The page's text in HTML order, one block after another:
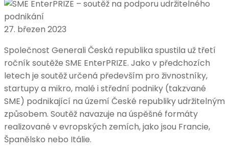
27. březen 2023
Společnost Generali Česká republika spustila už třetí
ročník soutěže SME EnterPRIZE. Jako v předchozích
letech je soutěž určená především pro živnostníky,
startupy a mikro, malé i střední podniky (takzvané
SME) podnikající na území České republiky udržitelným
způsobem. Soutěž navazuje na úspěšné formáty
realizované v evropských zemích, jako jsou Francie,
Španělsko nebo Itálie.